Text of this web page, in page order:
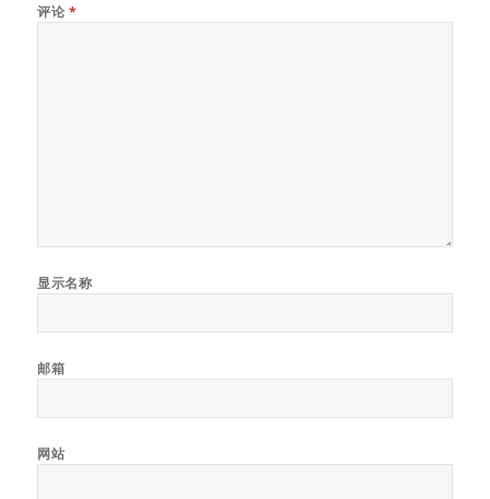
评论 *
显示名称
邮箱
网站